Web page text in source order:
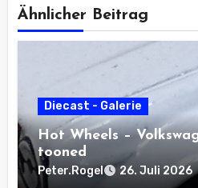
Ähnlicher Beitrag
Diecast - Galerie
Hot Wheels –
tooned
Peter.Rogel 26. Juli 2026